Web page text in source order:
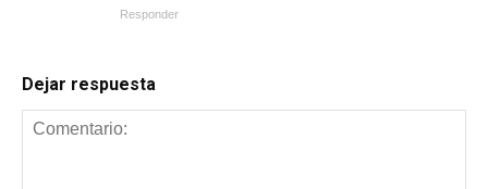
Responder
Dejar respuesta